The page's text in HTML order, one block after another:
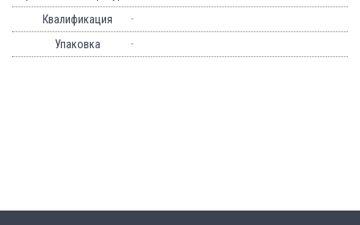
Квалификация
-
Упаковка
-